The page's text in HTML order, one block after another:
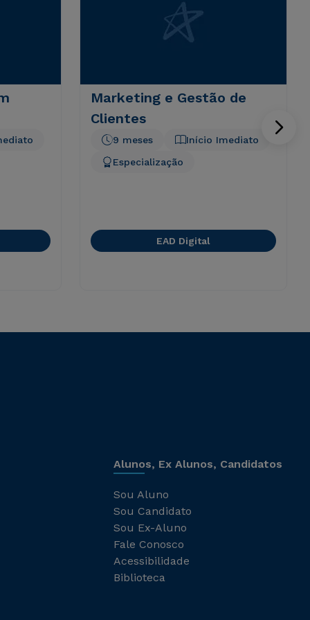
Marketing e Gestão de
Clientes
Início Imediato
9 meses
Especialização
EAD Digital
Alunos, Ex Alunos, Candidatos
Sou Aluno
Sou Candidato
Sou Ex-Aluno
Fale Conosco
Acessibilidade
Biblioteca